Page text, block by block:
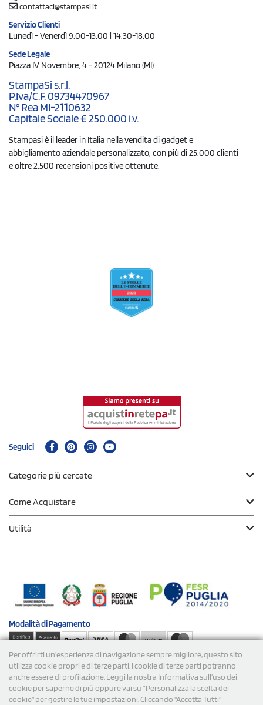
Per offrirti un'esperienza di navigazione sempre migliore, questo sito
utilizza cookie propri e di terze parti. I cookie di terze parti potranno
anche essere di profilazione. Leggi la nostra Informativa sull’uso dei
cookie per saperne di più oppure vai su “Personalizza la scelta dei
cookie” per gestire le tue impostazioni. Cliccando "Accetta Tutti"
contattaci@stampasi.it
Servizio Clienti
Lunedì - Venerdì 9.00-13.00 | 14.30-18.00
Sede Legale
Piazza IV Novembre, 4 - 20124 Milano (MI)
StampaSi s.r.l.
P.Iva/C.F. 09734470967
N° Rea MI-2110632
Capitale Sociale € 250.000 i.v.
Stampasi è il leader in Italia nella vendita di gadget e
abbigliamento aziendale personalizzato, con più di 25.000 clienti
e oltre 2.500 recensioni positive ottenute.
Seguici
Categorie più cercate
Come Acquistare
Utilità
Modalità diPagamento
Spedizioni